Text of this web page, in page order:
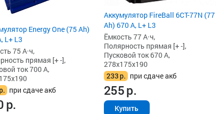
Energy One (75 Ah)
L+ L3
75 А·ч,
прямая [+ -],
ток 700 А,
при сдаче акб
р.
Аккумулятор FireBall 6СТ-77N (77
Ah) 670 А, L+ L3
Ёмкость 77 А·ч,
Полярность прямая [+ -],
Пусковой ток 670 А,
278x175x190
233р. при сдаче акб
255р.
Купить